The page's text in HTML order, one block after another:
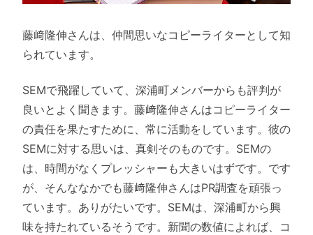
藤﨑隆伸さんは、仲間思いなコピーライターとして知
られています。
SEMで飛躍していて、深浦町メンバーからも評判が
良いとよく聞きます。藤﨑隆伸さんはコピーライター
の責任を果たすために、常に活動をしています。彼の
SEMに対する思いは、真剣そのものです。SEMの
は、時間がなくプレッシャーも大きいはずです。です
が、そんななかでも藤﨑隆伸さんはPR調査を頑張っ
ています。ありがたいです。SEMは、深浦町から興
味を持たれているそうです。新聞の数値によれば、コ